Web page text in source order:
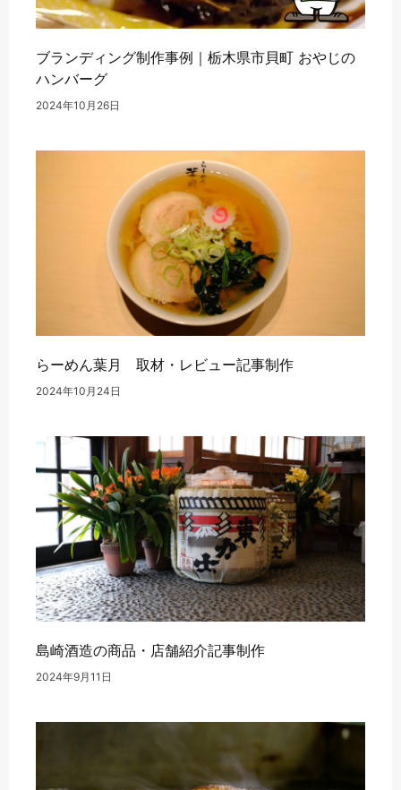
ブランディング制作事例｜栃木県市貝町 おやじの
ハンバーグ
2024年10月26日
らーめん葉月 取材・レビュー記事制作
2024年10月24日
島崎酒造の商品・店舗紹介記事制作
2024年9月11日